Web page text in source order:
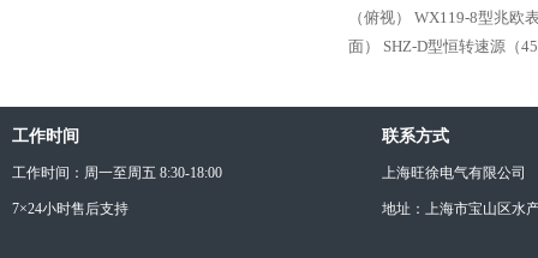
（俯视）
WX119-8型兆欧
面）
SHZ-D型恒转速源（
工作时间
工作时间：周一至周五 8:30-18:00
7×24小时售后支持
联系方式
上海旺徐电气有限公司
地址：上海市宝山区水